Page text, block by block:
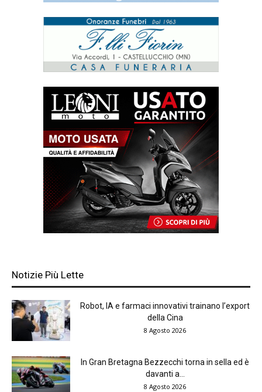
Notizie Più Lette
Robot, IA e farmaci innovativi trainano l’export
della Cina
8 Agosto 2026
In Gran Bretagna Bezzecchi torna in sella ed è
davanti a...
8 Agosto 2026